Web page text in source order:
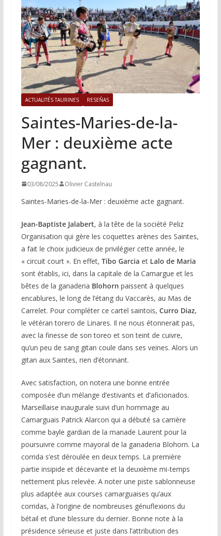
ACTUALITÉS TAURINES RESEÑAS
Saintes-Maries-de-la-
Mer : deuxième acte
gagnant.
03/08/2025 Olivier Castelnau
Saintes-Maries-de-la-Mer : deuxième acte gagnant.
Jean-Baptiste Jalabert, à la tête de la société Peliz
Organisation qui gère les coquettes arènes des Saintes,
a fait le choix judicieux de privilégier cette année, le
« circuit court ». En effet, Tibo Garcia et Lalo de Maria
sont établis, ici, dans la capitale de la Camargue et les
bêtes de la ganaderia Blohorn paissent à quelques
encablures, le long de l’étang du Vaccarès, au Mas de
Carrelet. Pour compléter ce cartel saintois, Curro Diaz,
le vétéran torero de Linares. Il ne nous étonnerait pas,
avec la finesse de son toreo et son teint de cuivre,
qu’un peu de sang gitan coule dans ses veines. Alors un
gitan aux Saintes, rien d’étonnant.
Avec satisfaction, on notera une bonne entrée
composée d’un mélange d’estivants et d’aficionados.
Marseillaise inaugurale suivi d’un hommage au
Camarguais Patrick Alarcon qui a débuté sa carrière
comme bayle gardian de la manade Laurent pour la
poursuivre comme mayoral de la ganaderia Blohorn. La
corrida s’est déroulée en deux temps. La première
partie insipide et décevante et la deuxième mi-temps
nettement plus relevée. A noter une piste sablonneuse
plus adaptée aux courses camarguaises qu’aux
corridas, à l’origine de nombreuses génuflexions du
bétail et d’une blessure du dernier. Bonne note à la
présidence sérieuse et juste dans l’attribution des